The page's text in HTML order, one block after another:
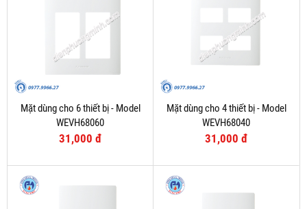
Mặt dùng cho 6 thiết bị - Model
WEVH68060
31,000 đ
Mặt dùng cho 4 thiết bị - Model
WEVH68040
31,000 đ